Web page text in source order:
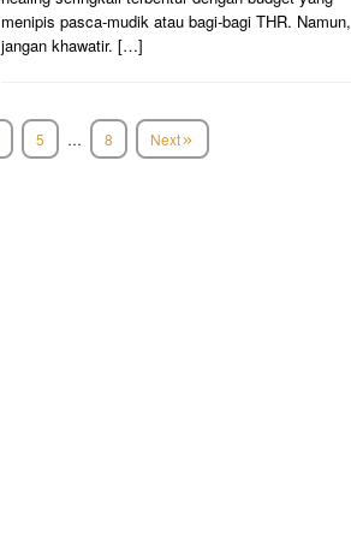
menipis pasca-mudik atau bagi-bagi THR. Namun,
jangan khawatir. […]
5 … 8 Next